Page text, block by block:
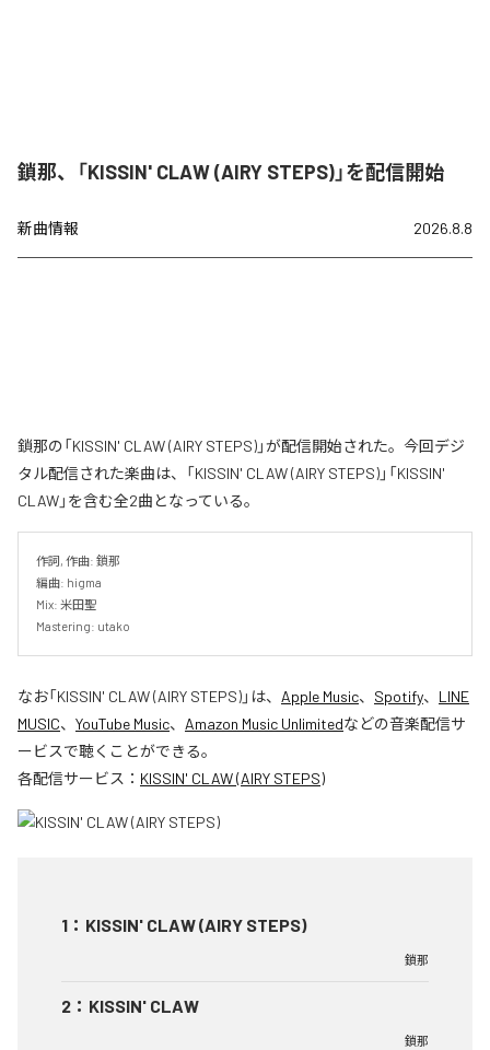
鎖那、「KISSIN' CLAW (AIRY STEPS)」を配信開始
新曲情報 2026.8.8
鎖那の「KISSIN' CLAW (AIRY STEPS)」が配信開始された。今回デジ
タル配信された楽曲は、「KISSIN' CLAW (AIRY STEPS)」「KISSIN'
CLAW」を含む全2曲となっている。
作詞, 作曲: 鎖那
編曲: higma
Mix: 米田聖
Mastering: utako
なお「KISSIN' CLAW (AIRY STEPS)」は、 Apple Music、 Spotify、 LINE
MUSIC、 YouTube Music、 Amazon Music Unlimitedなどの音楽配信サ
ービスで聴くことができる。
各配信サービス： KISSIN' CLAW (AIRY STEPS)
1 ： KISSIN' CLAW (AIRY STEPS)
鎖那
2 ： KISSIN' CLAW
鎖那